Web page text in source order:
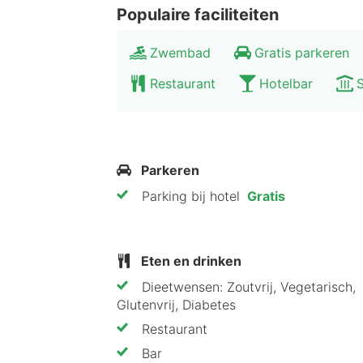
toegang, waarbij badkleding
Bezienswaardigheden rondom
Boshotel Vlodrop ligt vlak bij de
Bezoek dan Roermond, op 20
Designer Outlet Center Roermond
Populaire faciliteiten
Zwembad Gratis parkeren
Restaurant
Hotelbar
Parkeren
Parking bij hotel Gratis
Eten en drinken
Glutenvrij, Diabetes
Restaurant
Bar